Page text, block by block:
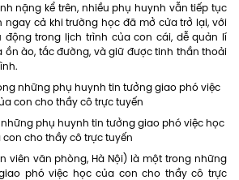
nặng kể trên, nhiều phụ huynh vẫn tiếp tục
ngay cả khi trường học đã mở cửa trở lại, với
trong lịch trình của con cái, dễ quản lí
ồn ào, tắc đường, và giữ được tinh thần thoải
phụ huynh tin tưởng giao phó việc học
con cho thầy cô trực tuyến
viên văn phòng, Hà Nội) là một trong những
phó việc học của con cho thầy cô trực